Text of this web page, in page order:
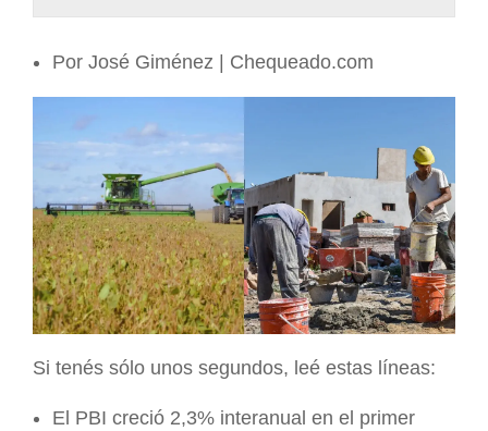
ARGENTINA
Por José Giménez | Chequeado.com
Si tenés sólo unos segundos, leé estas líneas:
El PBI creció 2,3% interanual en el primer